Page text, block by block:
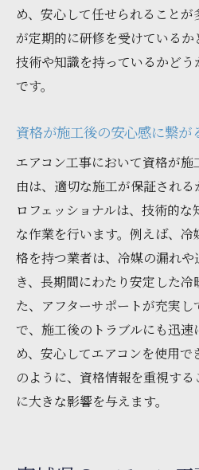
め、安心して任せられること
が定期的に研修を受けている
技術や知識を持っているかど
です。
資格が施工後の安心感に繋が
エアコン工事において資格が
由は、適切な施工が保証され
ロフェッショナルは、技術的
な作業を行います。例えば、
格を持つ業者は、冷媒の漏れ
き、長期間にわたり安定した冷
た、アフターサポートが充実し
で、施工後のトラブルにも迅
め、安心してエアコンを使用で
のように、資格情報を重視す
に大きな影響を与えます。